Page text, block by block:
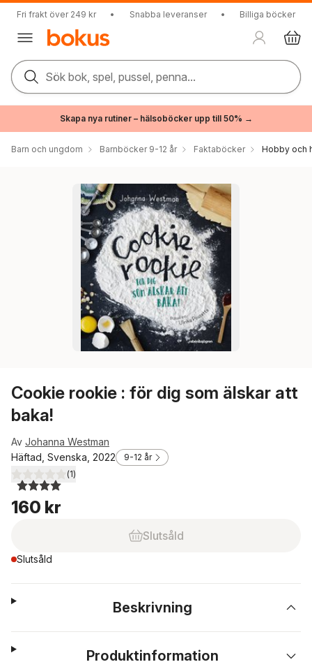
Fri frakt över 249 kr • Snabba leveranser • Billiga böcker
Sök bok, spel, pussel, penna...
Skapa nya rutiner – hälsoböcker upp till 50% →
Barn och ungdom Barnböcker 9-12 år Faktaböcker Hobby och
Cookie rookie : för dig som älskar att
baka!
Av Johanna Westman
Häftad, Svenska, 2022
9-12 år
4,0utav 5 stjärnor. Totalt antal röster:
(1)
160 kr
Slutsåld
Slutsåld
Beskrivning
Produktinformation